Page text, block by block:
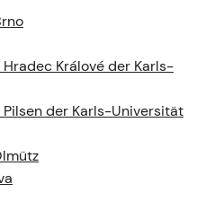
Králové der Karls-
der Karls-Universität